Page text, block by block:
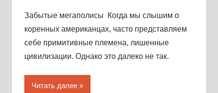
Забытые мегаполисы Когда мы слышим о
коренных американцах, часто представляем
себе примитивные племена, лишенные
цивилизации. Однако это далеко не так.
Читать далее